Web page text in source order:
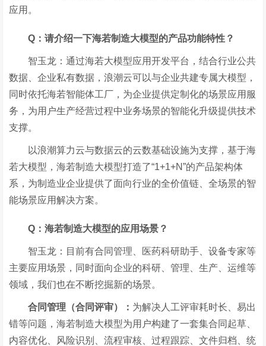
应用。
Q ：请介绍一下海若制造大模型的产品功能特性？
智玉龙：通过海若大模型应用开发平台，结合行业公共
数据、企业私有数据，浪潮云可以与企业共建专属大模型，
同时依托海若智能体工厂，为企业提供定制化的场景应用服
务，为用户生产经营过程中业务场景的智能化升级提供技术
支撑。
以浪潮算力云与数据云的云数基础设施为支撑，基于海
若大模型，海若制造大模型打造了“1+1+N”的产品架构体
系，为制造业企业提供了面向行业的全价值链、全场景的智
能场景应用解决方案。
Q ：海若制造大模型的应用场景？
智玉龙：目前有合同管理、医药科研助手、设备专家等
主要应用场景，同时面向企业的科研、管理、生产、运维等
领域，我们也在不断挖掘新的场景。
合同管理（合同评审） ： 为解决人工评审耗时长、易出
错等问题，海若制造大模型为用户构建了一套集合同起草、
内容优化、风险识别、流程审核、过程跟踪、文件归档、统